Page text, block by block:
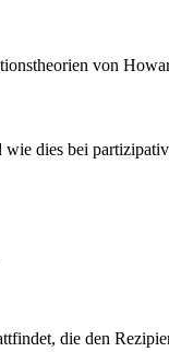
von
dies bei
die den